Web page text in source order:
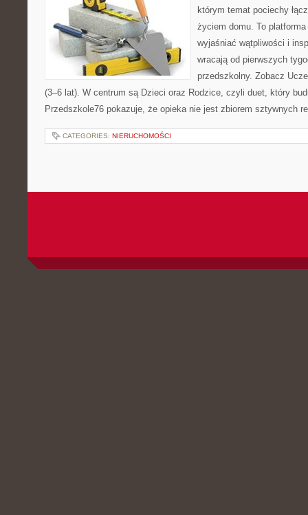
którym temat pociechy
życiem domu. To
wyjaśniać wątpliwości i
wracają od pierwszych
przedszkolny. Zobacz
(3–6 lat). W centrum są Dzieci oraz Rodzice, czyli duet, który
Przedszkole76 pokazuje, że opieka nie jest zbiorem sztywnych
CATEGORIES: NIERUCHOMOŚCI